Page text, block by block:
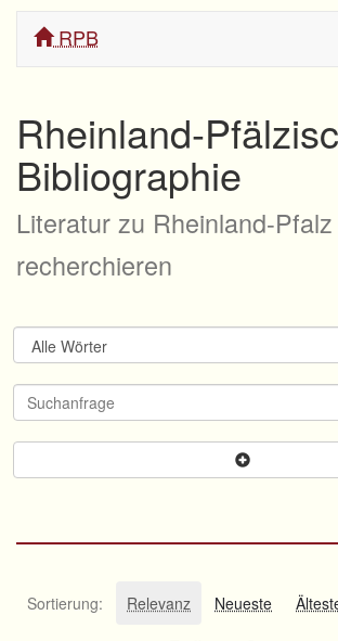
RPB
Rheinland-
Bibliographie
Literatur zu Rheinland-Pfalz
recherchieren
Sortierung: Relevanz Neueste